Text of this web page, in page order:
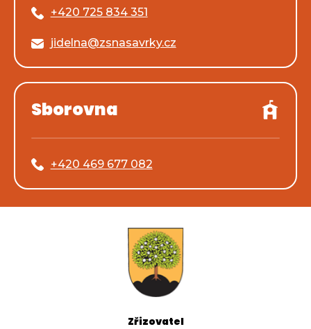
+420 725 834 351
jidelna@zsnasavrky.cz
Sborovna
+420 469 677 082
Zřizovatel